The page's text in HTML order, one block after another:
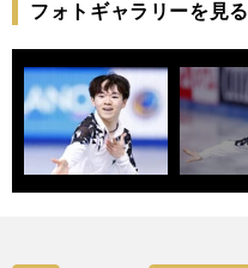
フォトギャラリーを見る